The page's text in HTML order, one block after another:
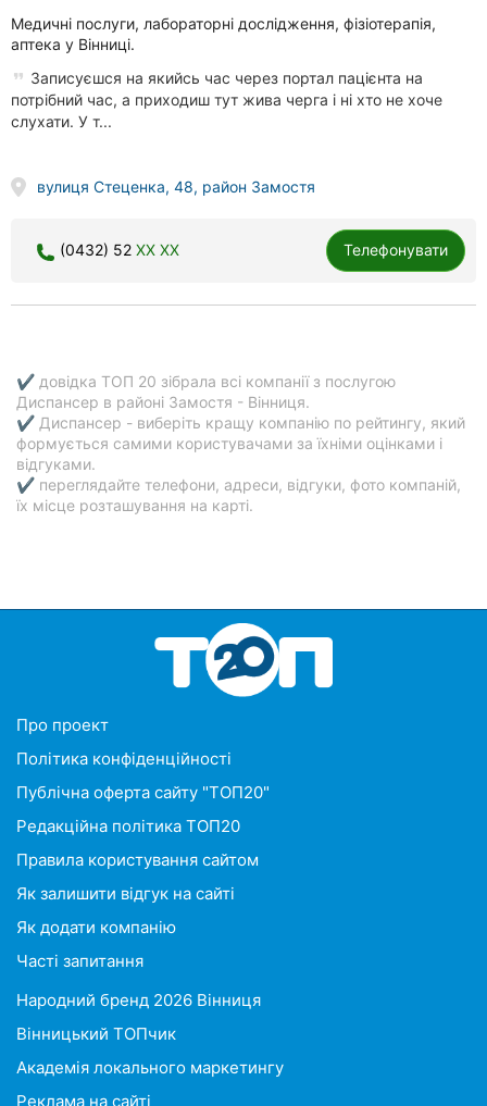
Медичні послуги, лабораторні дослідження, фізіотерапія,
аптека у Вінниці.
Записуєшся на якийсь час через портал пацієнта на
потрібний час, а приходиш тут жива черга і ні хто не хоче
слухати. У т...
вулиця Стеценка, 48, район Замостя
(0432) 52 XX XX Телефонувати
✔ довідка ТОП 20 зібрала всі компанії з послугою
Диспансер в районі Замостя - Вінниця.
✔ Диспансер - виберіть кращу компанію по рейтингу, який
формується самими користувачами за їхніми оцінками і
відгуками.
✔ переглядайте телефони, адреси, відгуки, фото компаній,
їх місце розташування на карті.
Про проект
Політика конфіденційності
Публічна оферта сайту "ТОП20"
Редакційна політика ТОП20
Правила користування сайтом
Як залишити відгук на сайті
Як додати компанію
Часті запитання
Народний бренд 2026 Вінниця
Вінницький ТОПчик
Академія локального маркетингу
Реклама на сайті